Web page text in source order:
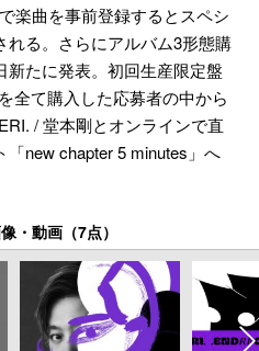
楽曲を事前登録するとスペシ
れる。さらにアルバム3形態購
新たに発表。初回生産限定盤
全て購入した応募者の中から
/ 堂本剛とオンラインで直
new chapter 5 minutes」へ
・動画（7点）